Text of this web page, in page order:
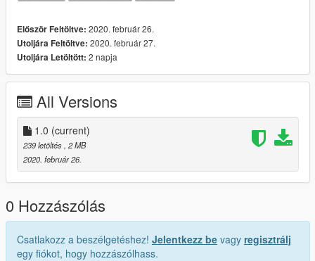
Először Feltöltve: 2020. február 26.
Utoljára Feltöltve: 2020. február 27.
Utoljára Letöltött: 2 napja
All Versions
1.0 (current)
239 letöltés , 2 MB
2020. február 26.
0 Hozzászólás
Csatlakozz a beszélgetéshez! Jelentkezz be vagy regisztrálj
egy fiókot, hogy hozzászólhass.